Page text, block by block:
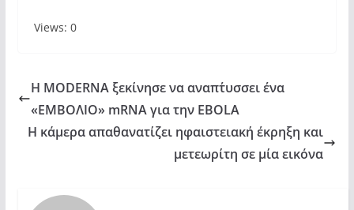
Views: 0
Η MODERNA ξεκίνησε να αναπτ΄υσσει ένα
«ΕΜΒΟΛΙΟ» mRNA για την EBOLA
Η κάμερα απαθανατίζει ηφαιστειακή έκρηξη και
μετεωρίτη σε μία εικόνα